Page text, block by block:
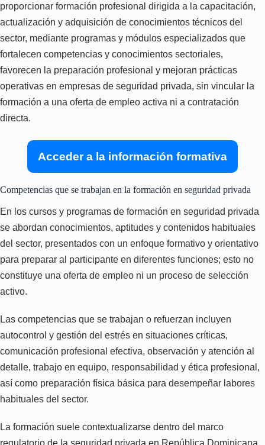
proporcionar formación profesional dirigida a la capacitación,
actualización y adquisición de conocimientos técnicos del
sector, mediante programas y módulos especializados que
fortalecen competencias y conocimientos sectoriales,
favorecen la preparación profesional y mejoran prácticas
operativas en empresas de seguridad privada, sin vincular la
formación a una oferta de empleo activa ni a contratación
directa.
Acceder a la información formativa
Competencias que se trabajan en la formación en seguridad privada
En los cursos y programas de formación en seguridad privada
se abordan conocimientos, aptitudes y contenidos habituales
del sector, presentados con un enfoque formativo y orientativo
para preparar al participante en diferentes funciones; esto no
constituye una oferta de empleo ni un proceso de selección
activo.
Las competencias que se trabajan o refuerzan incluyen
autocontrol y gestión del estrés en situaciones críticas,
comunicación profesional efectiva, observación y atención al
detalle, trabajo en equipo, responsabilidad y ética profesional,
así como preparación física básica para desempeñar labores
habituales del sector.
La formación suele contextualizarse dentro del marco